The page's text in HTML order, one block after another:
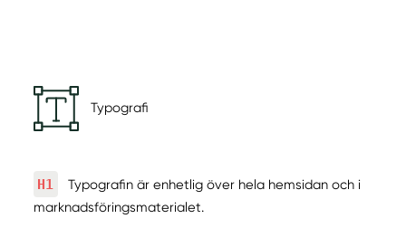
Typografi
H1
Typografin är enhetlig över hela hemsidan och i
marknadsföringsmaterialet.